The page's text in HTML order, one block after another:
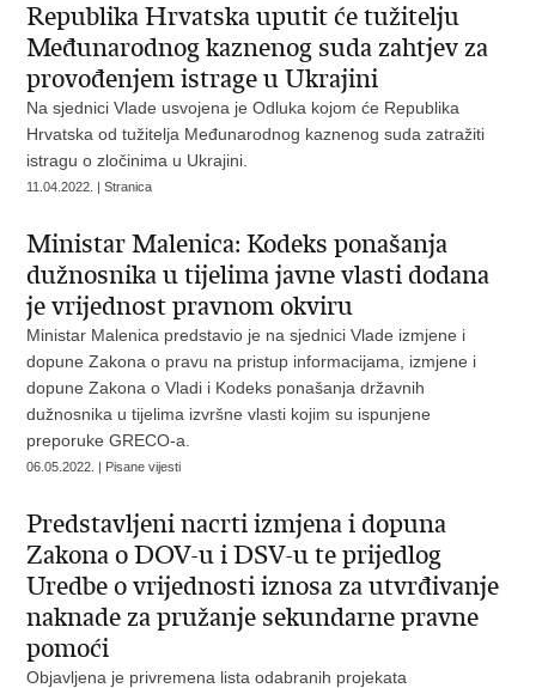
Republika Hrvatska uputit će tužitelju
Međunarodnog kaznenog suda zahtjev za
provođenjem istrage u Ukrajini
Na sjednici Vlade usvojena je Odluka kojom će Republika
Hrvatska od tužitelja Međunarodnog kaznenog suda zatražiti
istragu o zločinima u Ukrajini.
11.04.2022. | Stranica
Ministar Malenica: Kodeks ponašanja
dužnosnika u tijelima javne vlasti dodana
je vrijednost pravnom okviru
Ministar Malenica predstavio je na sjednici Vlade izmjene i
dopune Zakona o pravu na pristup informacijama, izmjene i
dopune Zakona o Vladi i Kodeks ponašanja državnih
dužnosnika u tijelima izvršne vlasti kojim su ispunjene
preporuke GRECO-a.
06.05.2022. | Pisane vijesti
Predstavljeni nacrti izmjena i dopuna
Zakona o DOV-u i DSV-u te prijedlog
Uredbe o vrijednosti iznosa za utvrđivanje
naknade za pružanje sekundarne pravne
pomoći
Objavljena je privremena lista odabranih projekata